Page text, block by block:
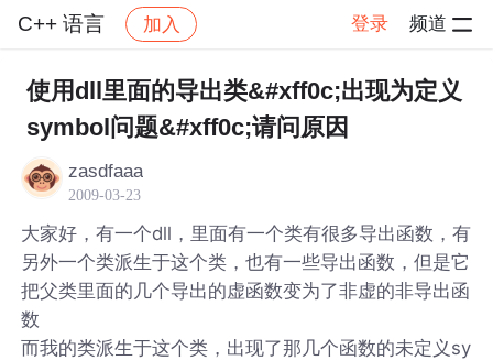
C++ 语言 加入 登录 频道
社区 C++ 语言 帖子详情
使用dll里面的导出类&#xff0c;出现为定义
symbol问题&#xff0c;请问原因
zasdfaaa
2009-03-23
大家好，有一个dll，里面有一个类有很多导出函数，有
另外一个类派生于这个类，也有一些导出函数，但是它
把父类里面的几个导出的虚函数变为了非虚的非导出函
数
而我的类派生于这个类，出现了那几个函数的未定义sy